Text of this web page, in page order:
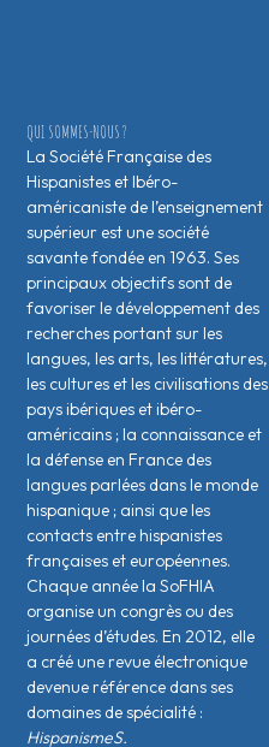
QUI SOMMES-NOUS ?
La Société Française des
Hispanistes et Ibéro-
américaniste de l’enseignement
supérieur est une société
savante fondée en 1963. Ses
principaux objectifs sont de
favoriser le développement des
recherches portant sur les
langues, les arts, les littératures,
les cultures et les civilisations des
pays ibériques et ibéro-
américains ; la connaissance et
la défense en France des
langues parlées dans le monde
hispanique ; ainsi que les
contacts entre hispanistes
français·es et européen·nes.
Chaque année la SoFHIA
organise un congrès ou des
journées d’études. En 2012, elle
a créé une revue électronique
devenue référence dans ses
domaines de spécialité :
HispanismeS.